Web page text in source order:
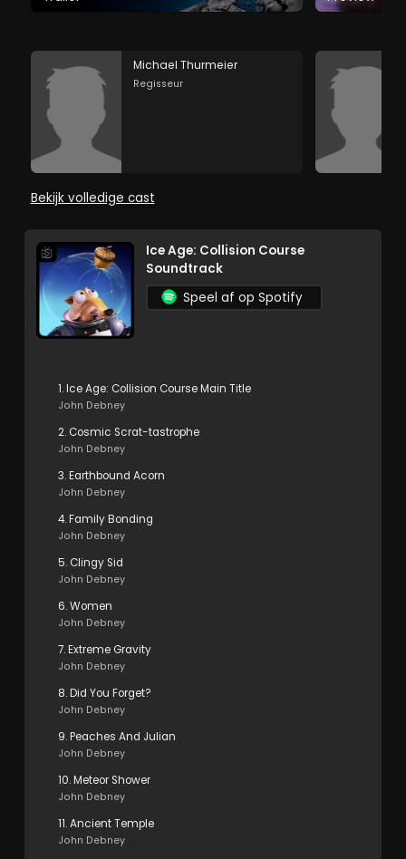
Michael Thurmeier
Regisseur
Bekijk volledige cast
Ice Age: Collision Course
Soundtrack
Speel af op Spotify
1. Ice Age: Collision Course Main Title
John Debney
2. Cosmic Scrat-tastrophe
John Debney
3. Earthbound Acorn
John Debney
4. Family Bonding
John Debney
5. Clingy Sid
John Debney
6. Women
John Debney
7. Extreme Gravity
John Debney
8. Did You Forget?
John Debney
9. Peaches And Julian
John Debney
10. Meteor Shower
John Debney
11. Ancient Temple
John Debney